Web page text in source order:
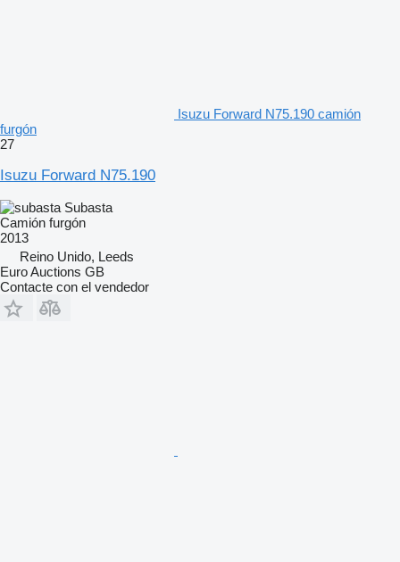
Isuzu Forward N75.190 camión
furgón
27
Isuzu Forward N75.190
Subasta
Camión furgón
2013
Reino Unido, Leeds
Euro Auctions GB
Contacte con el vendedor